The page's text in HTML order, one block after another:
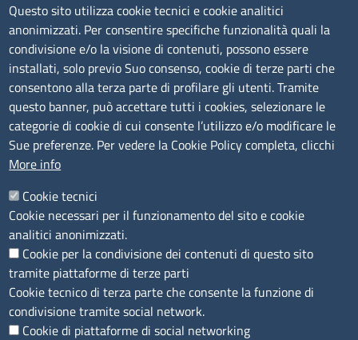
TRASPARENZA
Albo Online
Amministrazione trasparente
Bandi e concorsi
Segnalazioni Whistleblowing
Accessibilità
IBAN e pagamenti informatici
Informative privacy e cookie
Verifiche PA
Attuazione misure PNRR
Modulistica
SEGUICI SU
Questo sito utilizza cookie tecnici e cookie analitici
anonimizzati. Per consentire specifiche funzionalità quali la
condivisione e/o la visione di contenuti, possono essere
installati, solo previo Suo consenso, cookie di terze parti che
consentono alla terza parte di profilare gli utenti. Tramite
questo banner, può accettare tutti i cookies, selezionare le
categorie di cookie di cui consente l’utilizzo e/o modificare le
Sue preferenze. Per vedere la Cookie Policy completa, clicchi
More info
Cookie tecnici
Cookie necessari per il funzionamento del sito e cookie
analitici anonimizzati.
Cookie per la condivisione dei contenuti di questo sito
tramite piattaforme di terze parti
Cookie tecnico di terza parte che consente la funzione di
condivisione tramite social network.
Cookie di piattaforme di social networking